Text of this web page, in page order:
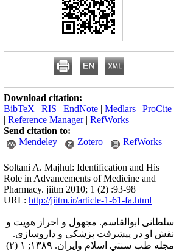
Download citation:
BibTeX | RIS | EndNote | Medlars | ProCite
| Reference Manager| RefWorks
Send citation to:
Mendeley
Zotero RefWorks
Soltani A. Majhul: Identification and His
Role in Advancements of Medicine and
Pharmacy. jiitm 2010; 1 (2) :93-98
URL: http://jiitm.ir/article-1-61-fa.html
سلطانی ابوالقاسم. مجهول و احراز هویت و
نقش او در پیشرفت پزشکی و داروسازی.
مجله طب سنتي اسلام وايران. ۱۳۸۹; ۱ (۲)